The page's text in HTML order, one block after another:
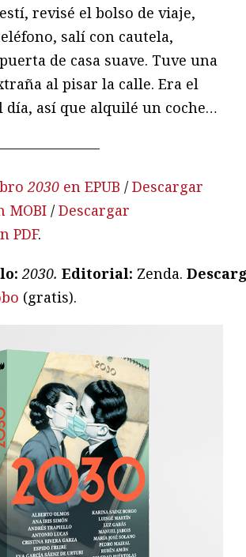
revisé el bolso de viaje,
salí con cautela,
de casa suave. Tuve una
al pisar la calle. Era el
día, así que alquilé un coche…
2030 en EPUB / Descargar
MOBI / Descargar
PDF.
2030. Editorial: Zenda.
(gratis).